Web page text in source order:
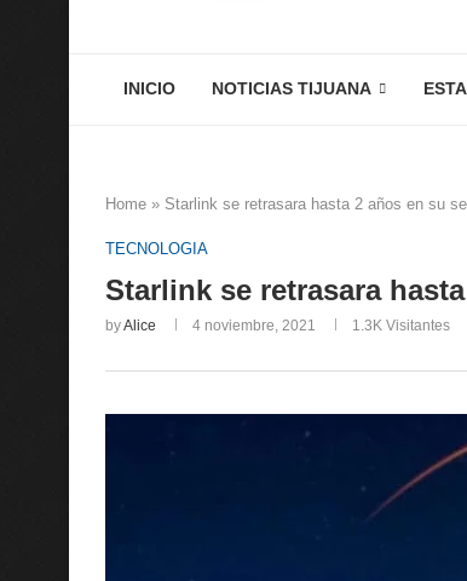
INICIO NOTICIAS TIJUANA
Home » Starlink se retrasara hasta 2 años en su
TECNOLOGIA
Starlink se retrasara
byAlice 4 noviembre, 2021 1.3K Visitantes